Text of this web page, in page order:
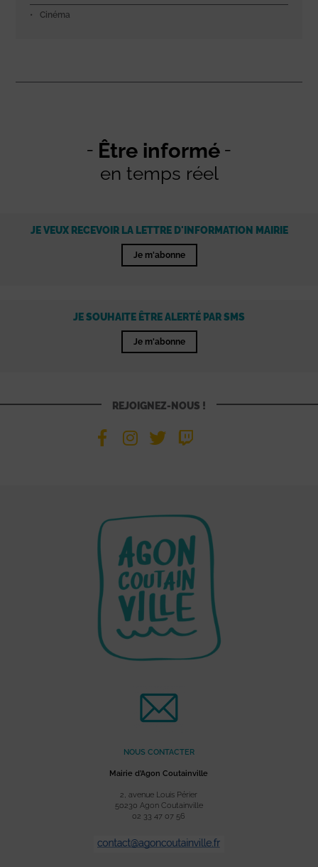
Cinéma
Être informé
en temps réel
JE VEUX RECEVOIR LA LETTRE D'INFORMATION MAIRIE
Je m'abonne
JE SOUHAITE ÊTRE ALERTÉ PAR SMS
Je m'abonne
REJOIGNEZ-NOUS !
NOUS CONTACTER
Mairie d’Agon Coutainville
2, avenue Louis Périer
50230 Agon Coutainville
02 33 47 07 56